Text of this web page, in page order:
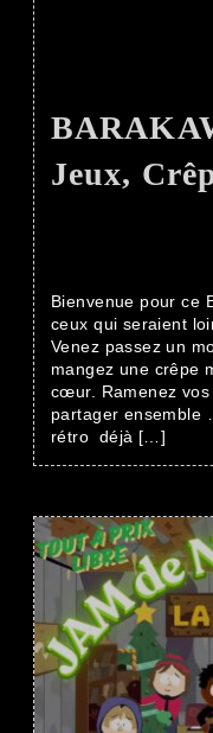
Jeux,
Bienvenue pour ce
ceux qui seraient
Venez passez un
mangez une crêpe
cœur. Ramenez
partager ensemble
rétro ️ déjà […]